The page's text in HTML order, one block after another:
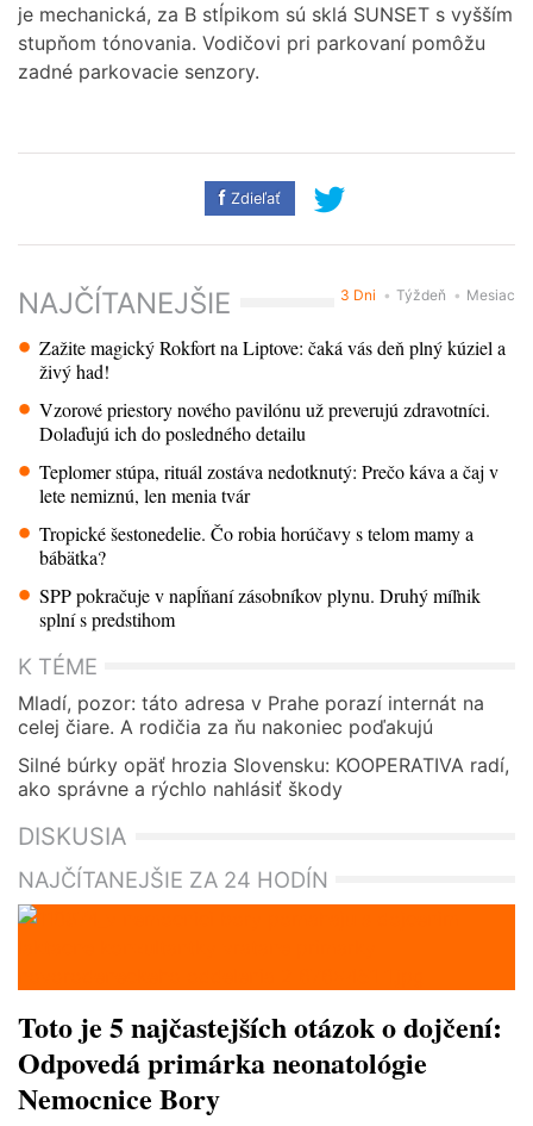
je mechanická, za B stĺpikom sú sklá SUNSET s vyšším
stupňom tónovania. Vodičovi pri parkovaní pomôžu
zadné parkovacie senzory.
Zdieľať
3 Dni Týždeň Mesiac
NAJČÍTANEJŠIE
Zažite magický Rokfort na Liptove: čaká vás deň plný kúziel a
živý had!
Vzorové priestory nového pavilónu už preverujú zdravotníci.
Dolaďujú ich do posledného detailu
Teplomer stúpa, rituál zostáva nedotknutý: Prečo káva a čaj v
lete nemiznú, len menia tvár
Tropické šestonedelie. Čo robia horúčavy s telom mamy a
bábätka?
SPP pokračuje v napĺňaní zásobníkov plynu. Druhý míľnik
splní s predstihom
K TÉME
Mladí, pozor: táto adresa v Prahe porazí internát na
celej čiare. A rodičia za ňu nakoniec poďakujú
Silné búrky opäť hrozia Slovensku: KOOPERATIVA radí,
ako správne a rýchlo nahlásiť škody
DISKUSIA
NAJČÍTANEJŠIE ZA 24 HODÍN
Toto je 5 najčastejších otázok o dojčení:
Odpovedá primárka neonatológie
Nemocnice Bory